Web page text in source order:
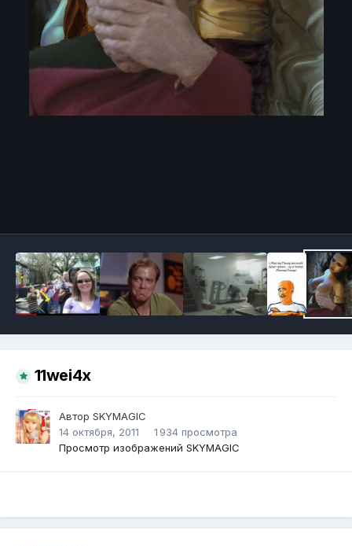
11wei4x
Автор SKYMAGIC
14 октября, 2011
1 934 просмотра
Просмотр изображений SKYMAGIC